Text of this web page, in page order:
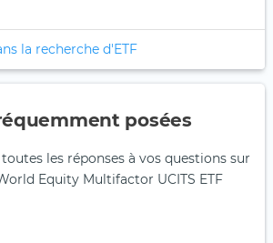
la recherche d'ETF
posées
les réponses à vos questions sur
Equity Multifactor UCITS ETF